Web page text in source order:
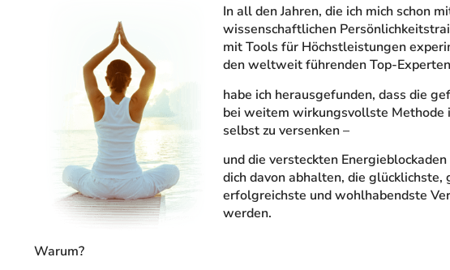
In all den Jahren, die ich mich schon
wissenschaftlichen
mit Tools für Höchstleistungen
den weltweit führenden Top-
habe ich herausgefunden, dass die
bei weitem wirkungsvollste Methode
selbst zu versenken –
und die versteckten
dich davon abhalten, die glücklichste,
erfolgreichste und wohlhabendste
werden.
Warum?